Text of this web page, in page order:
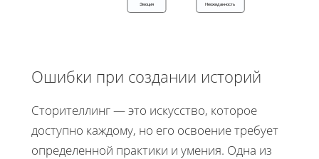
Эмоция Неожиданность
Ошибки при создании историй
Сторителлинг — это искусство, которое
доступно каждому, но его освоение требует
определенной практики и умения. Одна из